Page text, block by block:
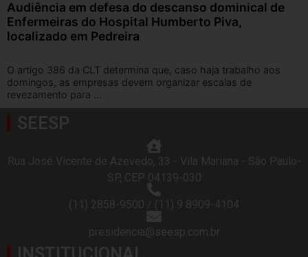
Audiência em defesa do descanso dominical de
Enfermeiras do Hospital Humberto Piva,
localizado em Pedreira
O artigo 386 da CLT determina que, caso haja trabalho aos
domingos, as empresas devem organizar escalas de
revezamento para ...
SEESP
Rua José Vicente de Azevedo, 33 - Vila Mariana - São Paulo-
SP, CEP 04139-030
(11) 2858-9500 / (11) 9 8909-4104
presidencia@seesp.com.br